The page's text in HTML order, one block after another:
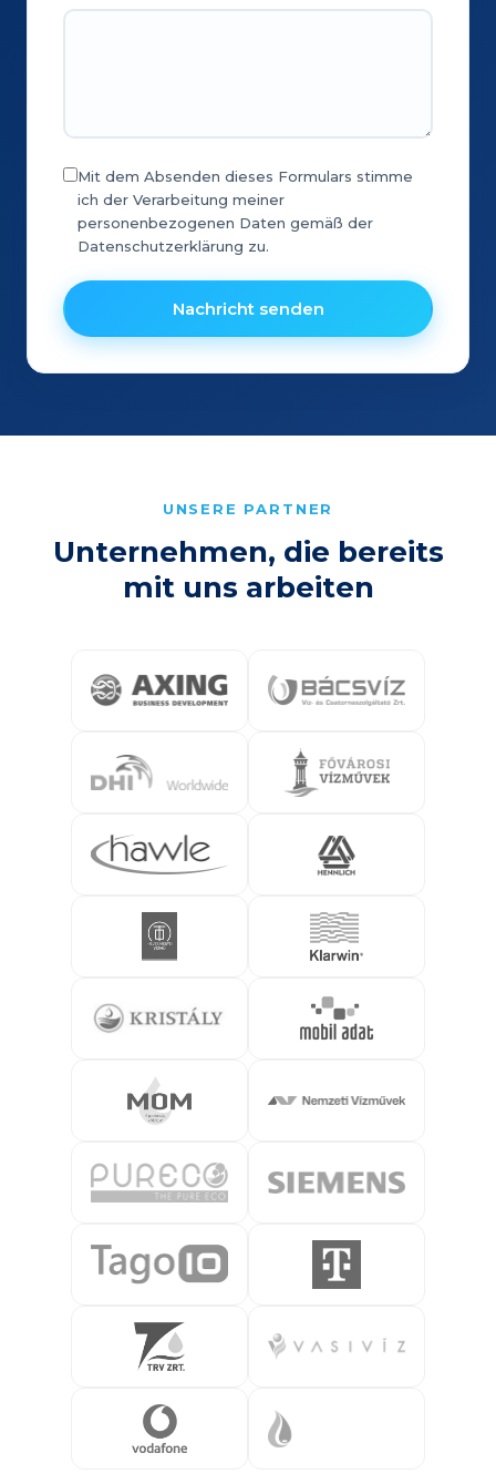
Mit dem Absenden dieses Formulars stimme
ich der Verarbeitung meiner
personenbezogenen Daten gemäß der
Datenschutzerklärung zu.
Nachricht senden
UNSERE PARTNER
Unternehmen, die bereits
mit uns arbeiten